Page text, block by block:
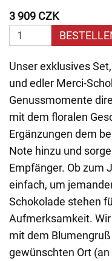
3 909 CZK
Unser exklusives
und edler Merci-
Genussmomente
mit dem floralen
Ergänzungen dem
Note hinzu und
Empfänger. Ob zum
einfach, um
Schokolade stehen
Aufmerksamkeit.
mit dem
gewünschten Ort